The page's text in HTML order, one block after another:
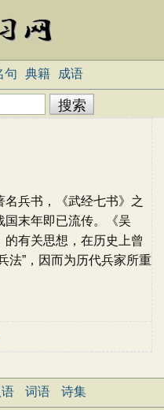
句 典籍 成语
兵书，《武经七书》之
国末年即已流传。《吴
有关思想，在历史上曾
法”，因而为历代兵家所重
词语 诗集